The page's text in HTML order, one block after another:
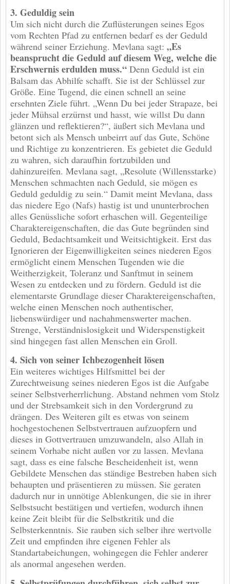
3. Geduldig sein
Um sich nicht durch die Zuflüsterungen seines Egos
vom Rechten Pfad zu entfernen bedarf es der Geduld
während seiner Erziehung. Mevlana sagt: „Es
beansprucht die Geduld auf diesem Weg, welche die
Erschwernis erdulden muss.“ Denn Geduld ist ein
Balsam das Abhilfe schafft. Sie ist der Schlüssel zur
Größe. Eine Tugend, die einen schnell an seine
ersehnten Ziele führt. „Wenn Du bei jeder Strapaze, bei
jeder Mühsal erzürnst und hasst, wie willst Du dann
glänzen und reflektieren?“, äußert sich Mevlana und
betont sich als Mensch unbeirrt auf das Gute, Schöne
und Richtige zu konzentrieren. Es gebietet die Geduld
zu wahren, sich daraufhin fortzubilden und
dahinzureifen. Mevlana sagt, „Resolute (Willensstarke)
Menschen schmachten nach Geduld, sie mögen es
Geduld geduldig zu sein.“ Damit meint Mevlana, dass
das niedere Ego (Nafs) hastig ist und ununterbrochen
alles Genüssliche sofort erhaschen will. Gegenteilige
Charaktereigenschaften, die das Gute begründen sind
Geduld, Bedachtsamkeit und Weitsichtigkeit. Erst das
Ignorieren der Eigenwilligkeiten seines niederen Egos
ermöglicht einem Menschen Tugenden wie die
Weitherzigkeit, Toleranz und Sanftmut in seinem
Wesen zu entdecken und zu fördern. Geduld ist die
elementarste Grundlage dieser Charaktereigenschaften,
welche einen Menschen noch authentischer,
liebenswürdiger und nachahmenswerter machen.
Strenge, Verständnislosigkeit und Widerspenstigkeit
sind hingegen fast allen Menschen ein Groll.
4. Sich von seiner Ichbezogenheit lösen
Ein weiteres wichtiges Hilfsmittel bei der
Zurechtweisung seines niederen Egos ist die Aufgabe
seiner Selbstverherrlichung. Abstand nehmen vom Stolz
und der Strebsamkeit sich in den Vordergrund zu
drängen. Des Weiteren gilt es etwas von seinem
hochgestochenen Selbstvertrauen aufzuopfern und
dieses in Gottvertrauen umzuwandeln, also Allah in
seinem Vorhabe nicht außen vor zu lassen. Mevlana
sagt, dass es eine falsche Bescheidenheit ist, wenn
Gebildete Menschen das ständige Bestreben haben sich
behaupten und präsentieren zu müssen. Sie geraten
dadurch nur in unnötige Ablenkungen, die sie in ihrer
Selbstsucht bestätigen und vertiefen, wodurch ihnen
keine Zeit bleibt für die Selbstkritik und die
Selbsterkenntnis. Sie rauben sich selber ihre wertvolle
Zeit und empfinden ihre eigenen Fehler als
Standartabeichungen, wohingegen die Fehler anderer
als anormal angesehen werden.